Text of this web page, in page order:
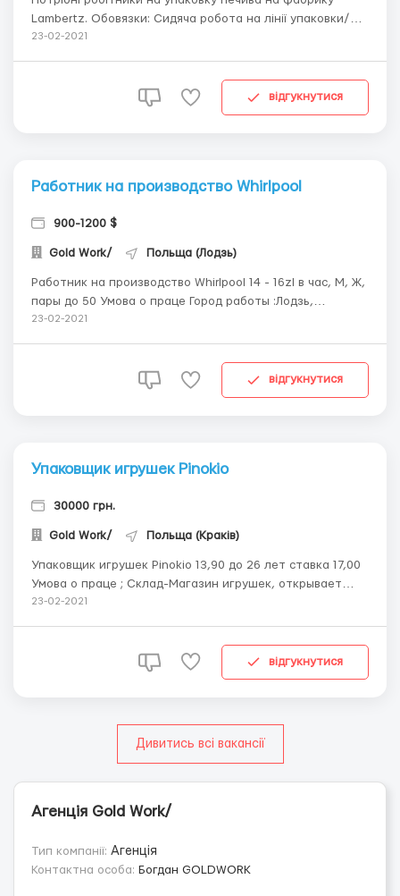
Lambertz. Обовязки: Сидяча робота на лінії упаковки/
сортування.Пакування та сортування
23-02-2021
відгукнутися
Работник на производство Whirlpool
900-1200 $
Gold Work/ Польща (Лодзь)
Работник на производство Whirlpool 14 - 16zl в час, М, Ж,
пары до 50 Умова о праце Город работы :Лодзь,
Вроцлав, Радомско Требования: Пол: мужчины, женщины,
лет 16 злотых нетто Обязаннос...
23-02-2021
відгукнутися
Упаковщик игрушек Pinokio
30000 грн.
Gold Work/ Польща (Краків)
Упаковщик игрушек Pinokio 13,90 до 26 лет ставка 17,00
Умова о праце ; Склад-Магазин игрушек, открывает
набор персонала на упаковку готовой продукции. Место
Почасовая ставка -13,90 zl/ча...
23-02-2021
відгукнутися
Дивитись всі вакансії
Агенція Gold Work/
Тип компанії: Агенція
Контактна особа: Богдан GOLDWORK